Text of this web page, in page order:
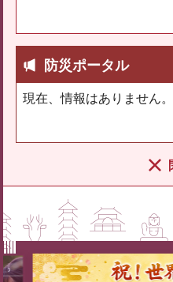
防災ポータル
現在、情報はありません。